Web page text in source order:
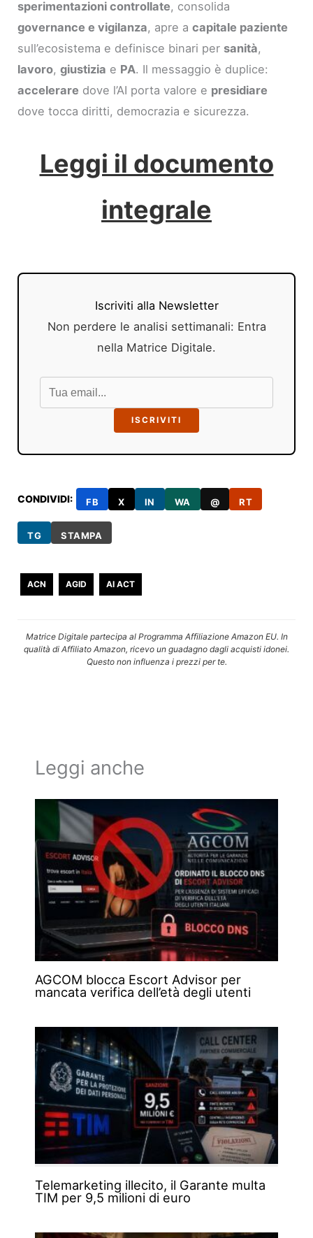
sperimentazioni controllate, consolida
governance e vigilanza, apre acapitale paziente
sull’ecosistema e definisce binari per sanità,
lavoro,giustizia e PA. Il messaggio è duplice:
accelerare dove l’AI porta valore e presidiare
dove tocca diritti, democrazia e sicurezza.
Leggi il documento
integrale
Iscriviti alla Newsletter
Non perdere le analisi settimanali: Entra
nella Matrice Digitale.
ISCRIVITI
CONDIVIDI: FB X IN WA @ RT
TG STAMPA
ACN AGID AI ACT
Matrice Digitale partecipa al Programma Affiliazione Amazon EU. In
qualità di Affiliato Amazon, ricevo un guadagno dagli acquisti idonei.
Questo non influenza i prezzi per te.
Leggi anche
AGCOM blocca Escort Advisor per
mancata verifica dell’età degli utenti
Telemarketing illecito, il Garante multa
TIM per 9,5 milioni di euro